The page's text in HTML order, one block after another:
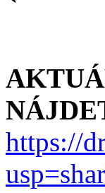
https://